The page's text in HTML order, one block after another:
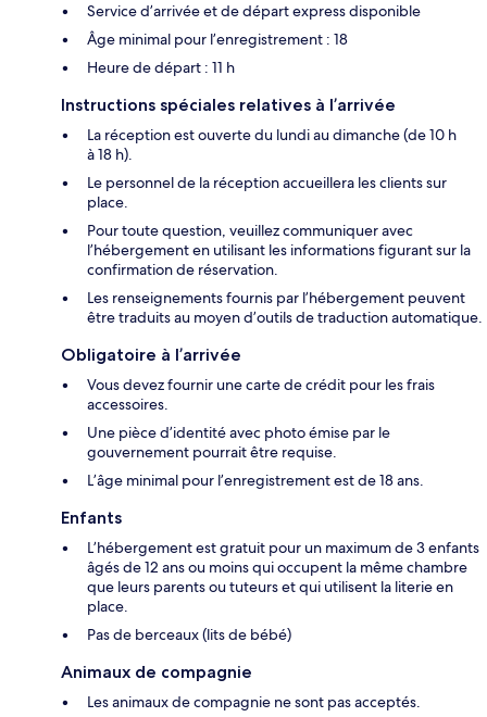
Service d’arrivée et de départ express disponible
Âge minimal pour l’enregistrement : 18
Heure de départ : 11 h
Instructions spéciales relatives à l’arrivée
La réception est ouverte du lundi au dimanche (de 10 h
à 18 h).
Le personnel de la réception accueillera les clients sur
place.
Pour toute question, veuillez communiquer avec
l’hébergement en utilisant les informations figurant sur la
confirmation de réservation.
Les renseignements fournis par l’hébergement peuvent
être traduits au moyen d’outils de traduction automatique.
Obligatoire à l’arrivée
Vous devez fournir une carte de crédit pour les frais
accessoires.
Une pièce d’identité avec photo émise par le
gouvernement pourrait être requise.
L’âge minimal pour l’enregistrement est de 18 ans.
Enfants
L’hébergement est gratuit pour un maximum de 3 enfants
âgés de 12 ans ou moins qui occupent la même chambre
que leurs parents ou tuteurs et qui utilisent la literie en
place.
Pas de berceaux (lits de bébé)
Animaux de compagnie
Les animaux de compagnie ne sont pas acceptés.